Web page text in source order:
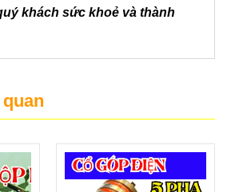
khách sức khoẻ và thành